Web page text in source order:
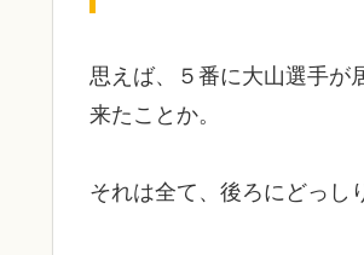
思えば、５番に大山選手が
来たことか。
それは全て、後ろにどっし